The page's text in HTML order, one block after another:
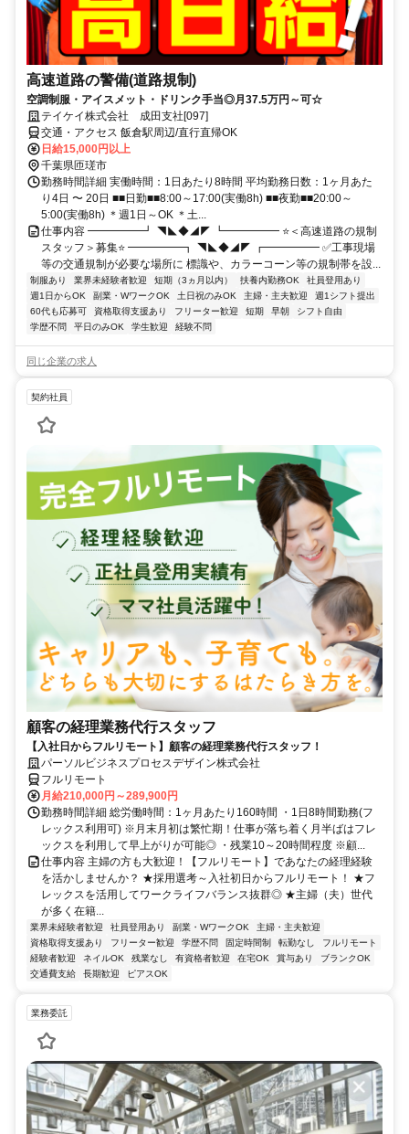
高速道路の警備(道路規制)
空調制服・アイスメット・ドリンク手当◎月37.5万円～可☆
テイケイ株式会社 成田支社[097]
交通・アクセス 飯倉駅周辺/直行直帰OK
日給15,000円以上
千葉県匝瑳市
勤務時間詳細 実働時間：1日あたり8時間 平均勤務日数：1ヶ月あた
り4日 〜 20日 ■■日勤■■8:00～17:00(実働8h) ■■夜勤■■20:00～
5:00(実働8h) ＊週1日～OK ＊土...
仕事内容 ━━━━━┛ ◥◣◆◢◤ ┗━━━━━ ⭐＜高速道路の規制
スタッフ＞募集⭐ ━━━━━┓ ◥◣◆◢◤ ┏━━━━━ ✅工事現場
等の交通規制が必要な場所に 標識や、カラーコーン等の規制帯を設...
制服あり 業界未経験者歓迎 短期（3ヵ月以内） 扶養内勤務OK
社員登用あり
週1日からOK
副業・WワークOK 土日祝のみOK 主婦・主夫歓迎
週1シフト提出
60代も応募可
資格取得支援あり フリーター歓迎 短期 早朝
シフト自由
学歴不問
平日のみOK 学生歓迎 経験不問
同じ企業の求人
契約社員
顧客の経理業務代行スタッフ
【入社日からフルリモート】顧客の経理業務代行スタッフ！
パーソルビジネスプロセスデザイン株式会社
フルリモート
月給210,000円～289,900円
勤務時間詳細 総労働時間：1ヶ月あたり160時間 ・1日8時間勤務(フ
レックス利用可) ※月末月初は繁忙期！仕事が落ち着く月半ばはフレ
ックスを利用して早上がりが可能◎ ・残業10～20時間程度 ※顧...
仕事内容 主婦の方も大歓迎！【フルリモート】であなたの経理経験
を活かしませんか？ ★採用選考～入社初日からフルリモート！ ★フ
レックスを活用してワークライフバランス抜群◎ ★主婦（夫）世代
が多く在籍...
業界未経験者歓迎 社員登用あり 副業・WワークOK
主婦・主夫歓迎
資格取得支援あり
フリーター歓迎 学歴不問 固定時間制 転勤なし
フルリモート
経験者歓迎
ネイルOK 残業なし 有資格者歓迎 在宅OK 賞与あり
ブランクOK
交通費支給
長期歓迎 ピアスOK
業務委託